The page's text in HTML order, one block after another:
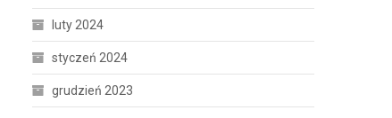
luty 2024
styczeń 2024
grudzień 2023